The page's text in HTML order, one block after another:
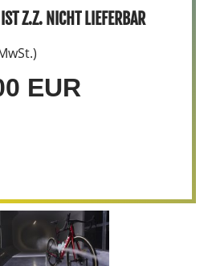
Z.Z. NICHT LIEFERBAR
EUR